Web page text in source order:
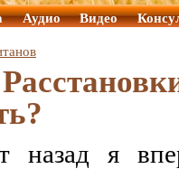
Аудио Видео
назад я